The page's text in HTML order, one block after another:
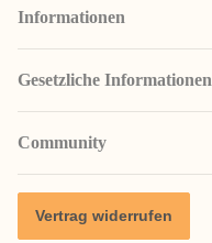
Informationen
Gesetzliche Informationen
Community
Vertrag widerrufen